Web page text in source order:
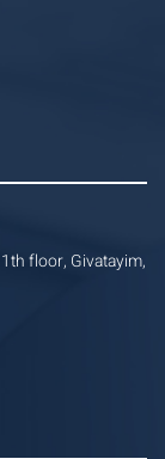
floor, Givatayim,